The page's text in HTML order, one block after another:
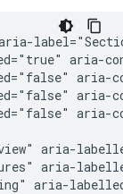
aria-
aria-
aria-
aria-